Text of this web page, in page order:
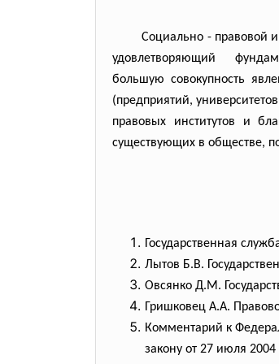
Социально - правовой
удовлетворяющий
большую совокупность
(предприятий,
правовых институтов и
существующих в обществе,
Государственная
Лытов Б.В.
Овсянко Д.М.
Гришковец А.А.
Комментарий к
закону от 27 июля